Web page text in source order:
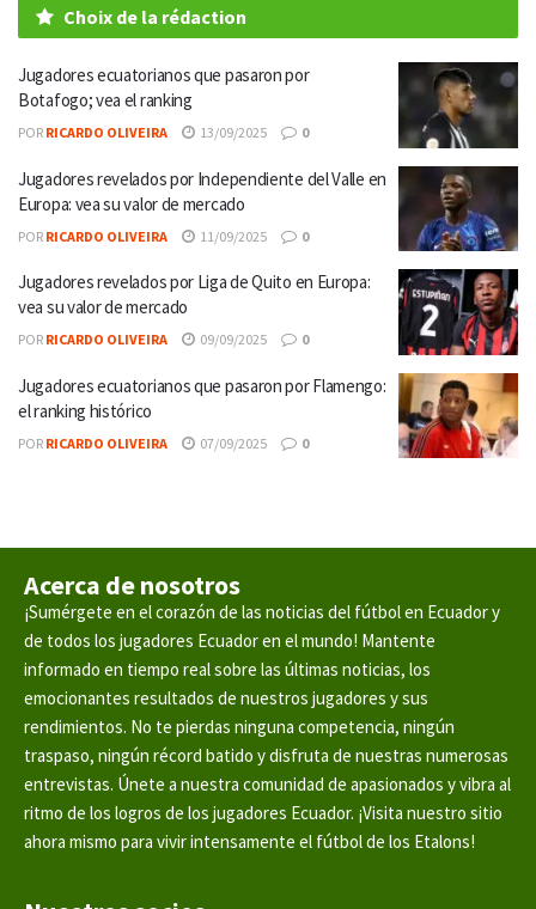
Choix de la rédaction
Jugadores ecuatorianos que pasaron por
Botafogo; vea el ranking
POR RICARDO OLIVEIRA 13/09/2025 0
Jugadores revelados por Independiente del Valle en
Europa: vea su valor de mercado
POR RICARDO OLIVEIRA 11/09/2025 0
Jugadores revelados por Liga de Quito en Europa:
vea su valor de mercado
POR RICARDO OLIVEIRA 09/09/2025 0
Jugadores ecuatorianos que pasaron por Flamengo:
el ranking histórico
POR RICARDO OLIVEIRA 07/09/2025 0
Acerca de nosotros
¡Sumérgete en el corazón de las noticias del fútbol en Ecuador y
de todos los jugadores Ecuador en el mundo! Mantente
informado en tiempo real sobre las últimas noticias, los
emocionantes resultados de nuestros jugadores y sus
rendimientos. No te pierdas ninguna competencia, ningún
traspaso, ningún récord batido y disfruta de nuestras numerosas
entrevistas. Únete a nuestra comunidad de apasionados y vibra al
ritmo de los logros de los jugadores Ecuador. ¡Visita nuestro sitio
ahora mismo para vivir intensamente el fútbol de los Etalons!